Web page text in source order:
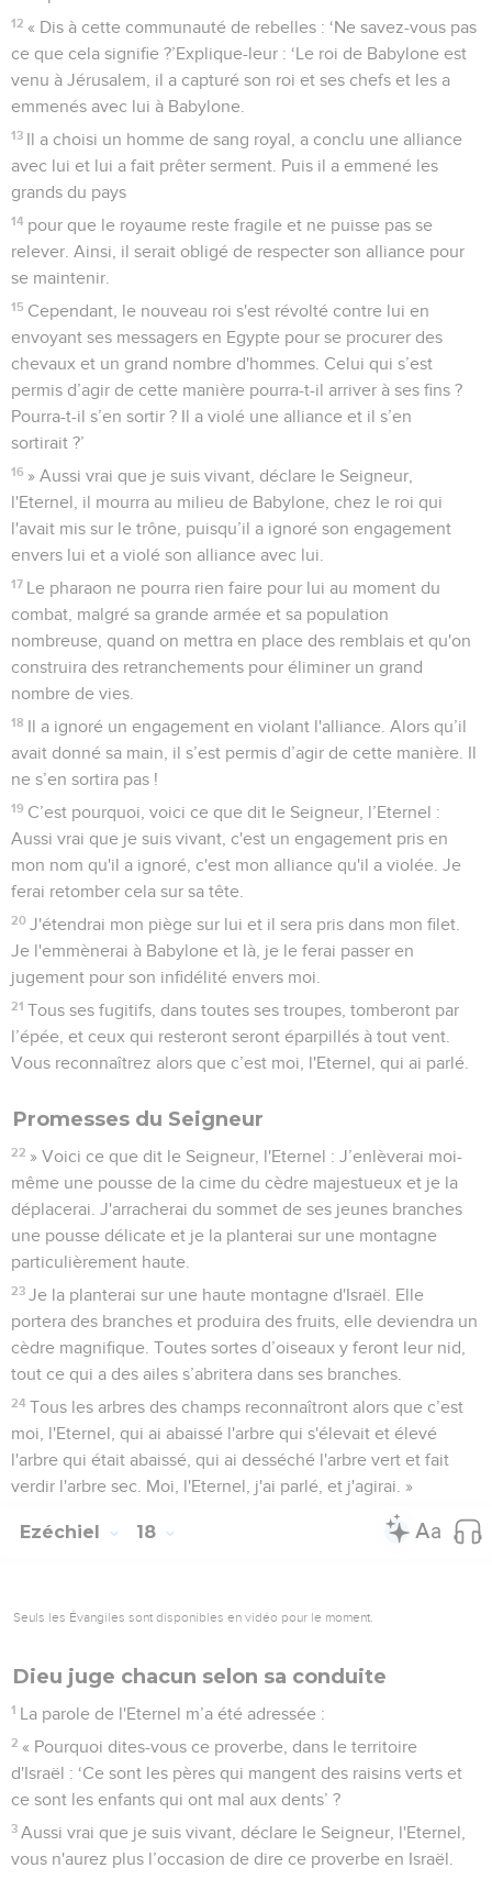
12 « Dis à cette communauté de rebelles : ‘Ne savez-vous pas
ce que cela signifie ?’Explique-leur : ‘Le roi de Babylone est
venu à Jérusalem, il a capturé son roi et ses chefs et les a
emmenés avec lui à Babylone.
13 Il a choisi un homme de sang royal, a conclu une alliance
avec lui et lui a fait prêter serment. Puis il a emmené les
grands du pays
14 pour que le royaume reste fragile et ne puisse pas se
relever. Ainsi, il serait obligé de respecter son alliance pour
se maintenir.
15 Cependant, le nouveau roi s'est révolté contre lui en
envoyant ses messagers en Egypte pour se procurer des
chevaux et un grand nombre d'hommes. Celui qui s’est
permis d’agir de cette manière pourra-t-il arriver à ses fins ?
Pourra-t-il s’en sortir ? Il a violé une alliance et il s’en
sortirait ?’
16 » Aussi vrai que je suis vivant, déclare le Seigneur,
l'Eternel, il mourra au milieu de Babylone, chez le roi qui
l'avait mis sur le trône, puisqu’il a ignoré son engagement
envers lui et a violé son alliance avec lui.
17 Le pharaon ne pourra rien faire pour lui au moment du
combat, malgré sa grande armée et sa population
nombreuse, quand on mettra en place des remblais et qu'on
construira des retranchements pour éliminer un grand
nombre de vies.
18 Il a ignoré un engagement en violant l'alliance. Alors qu’il
avait donné sa main, il s’est permis d’agir de cette manière. Il
ne s’en sortira pas !
19 C’est pourquoi, voici ce que dit le Seigneur, l’Eternel :
Aussi vrai que je suis vivant, c'est un engagement pris en
mon nom qu'il a ignoré, c'est mon alliance qu'il a violée. Je
ferai retomber cela sur sa tête.
20 J'étendrai mon piège sur lui et il sera pris dans mon filet.
Je l'emmènerai à Babylone et là, je le ferai passer en
jugement pour son infidélité envers moi.
21 Tous ses fugitifs, dans toutes ses troupes, tomberont par
l’épée, et ceux qui resteront seront éparpillés à tout vent.
Vous reconnaîtrez alors que c’est moi, l'Eternel, qui ai parlé.
Promesses du Seigneur
22 » Voici ce que dit le Seigneur, l'Eternel : J’enlèverai moi-
même une pousse de la cime du cèdre majestueux et je la
déplacerai. J'arracherai du sommet de ses jeunes branches
une pousse délicate et je la planterai sur une montagne
particulièrement haute.
23 Je la planterai sur une haute montagne d'Israël. Elle
portera des branches et produira des fruits, elle deviendra un
cèdre magnifique. Toutes sortes d’oiseaux y feront leur nid,
tout ce qui a des ailes s’abritera dans ses branches.
24 Tous les arbres des champs reconnaîtront alors que c’est
moi, l'Eternel, qui ai abaissé l'arbre qui s'élevait et élevé
l'arbre qui était abaissé, qui ai desséché l'arbre vert et fait
verdir l'arbre sec. Moi, l'Eternel, j'ai parlé, et j'agirai. »
Ezéchiel 18
Seuls les Évangiles sont disponibles en vidéo pour le moment.
Dieu juge chacun selon sa conduite
1 La parole de l'Eternel m’a été adressée :
2 « Pourquoi dites-vous ce proverbe, dans le territoire
d'Israël : ‘Ce sont les pères qui mangent des raisins verts et
ce sont les enfants qui ont mal aux dents’ ?
3 Aussi vrai que je suis vivant, déclare le Seigneur, l'Eternel,
vous n'aurez plus l’occasion de dire ce proverbe en Israël.